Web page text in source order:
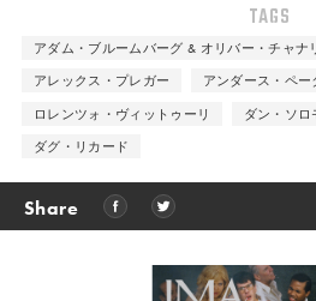
TAGS
アダム・ブルームバーグ & オリバー・チャナ
アレックス・プレガー
アンダース・ペー
ロレンツォ・ヴィットゥーリ
ダン・ソロ
ダグ・リカード
Share